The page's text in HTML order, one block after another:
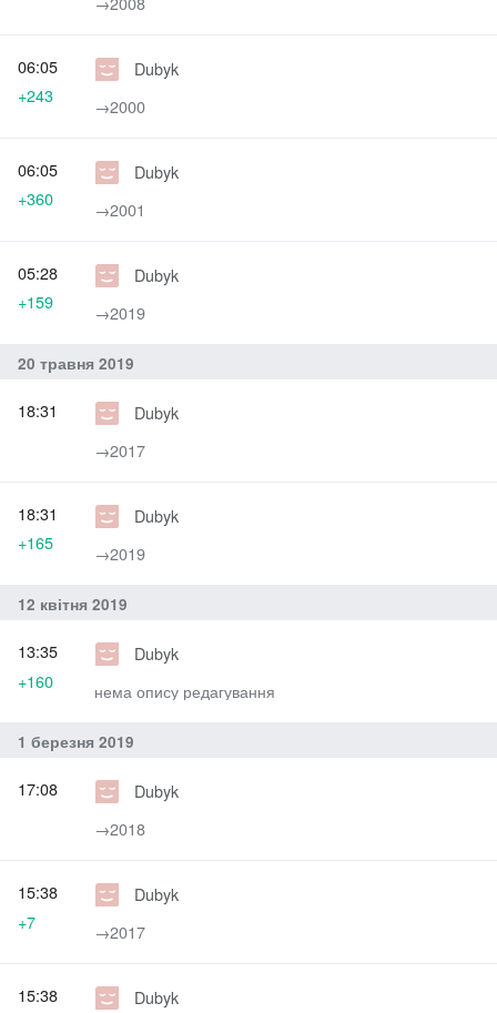
Dubyk
→‎2000
06:05
+243
Dubyk
→‎2001
06:05
+360
Dubyk
→‎2019
05:28
+159
20 травня 2019
Dubyk
→‎2017
18:31
Dubyk
→‎2019
18:31
+165
12 квітня 2019
Dubyk
нема опису редагування
13:35
+160
1 березня 2019
Dubyk
→‎2018
17:08
Dubyk
→‎2017
15:38
+7
Dubyk
15:38